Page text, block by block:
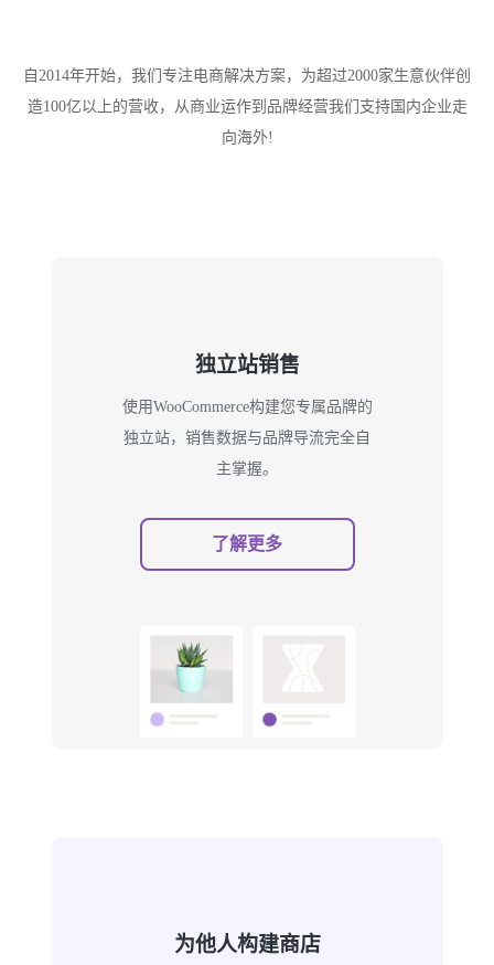
自2014年开始，我们专注电商解决方案，为超过2000家生意伙伴创
造100亿以上的营收，从商业运作到品牌经营我们支持国内企业走
向海外!
独立站销售
使用WooCommerce构建您专属品牌的
独立站，销售数据与品牌导流完全自
主掌握。
了解更多
为他人构建商店